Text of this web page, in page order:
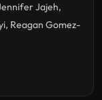
Jajeh,
, Reagan Gomez-